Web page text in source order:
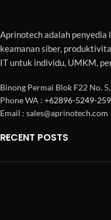
Aprinotech adalah penyedia
keamanan siber,
IT untuk individu, UMKM,
Binong Permai Blok F22 No.
Email : sales@aprinotech.com